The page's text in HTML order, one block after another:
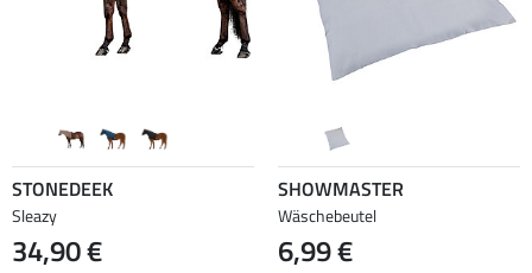
STONEDEEK
Sleazy
34,90 €
SHOWMASTER
Wäschebeutel
6,99 €